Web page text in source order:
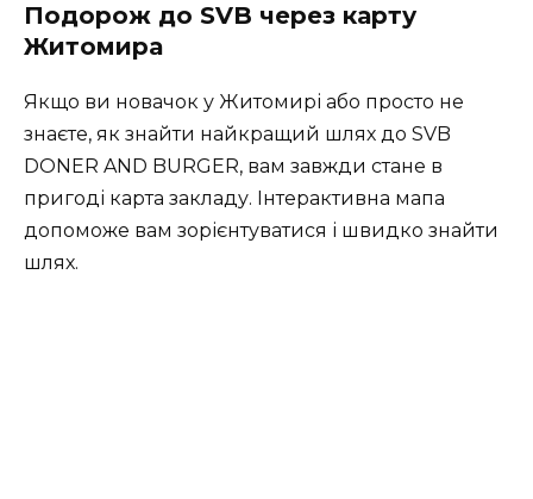
Подорож до SVB через карту
Житомира
Якщо ви новачок у Житомирі або просто не
знаєте, як знайти найкращий шлях до SVB
DONER AND BURGER, вам завжди стане в
пригоді карта закладу. Інтерактивна мапа
допоможе вам зорієнтуватися і швидко знайти
шлях.